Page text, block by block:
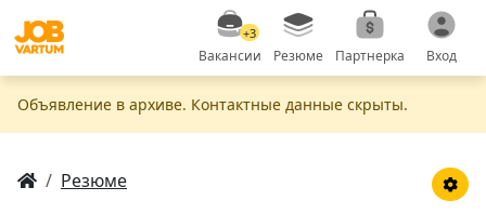
+3
Вакансии Резюме Партнерка Вход
Объявление в apxивe. Контактные данные скрыты.
Резюме